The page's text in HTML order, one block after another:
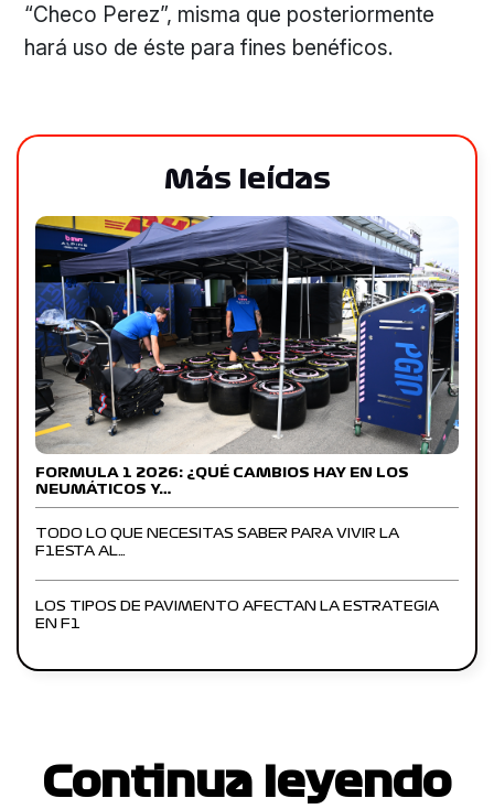
“Checo Perez”, misma que posteriormente
hará uso de éste para fines benéficos.
Más leídas
FORMULA 1 2026: ¿QUÉ CAMBIOS HAY EN LOS
NEUMÁTICOS Y…
TODO LO QUE NECESITAS SABER PARA VIVIR LA
F1ESTA AL…
LOS TIPOS DE PAVIMENTO AFECTAN LA ESTRATEGIA
EN F1
Continua leyendo